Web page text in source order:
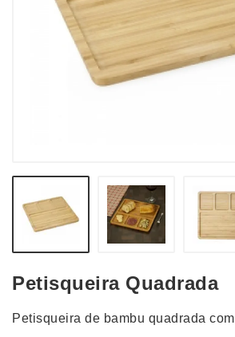
Petisqueira Quadrada
Petisqueira de bambu quadrada